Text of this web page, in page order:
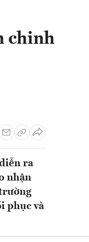
chinh
ra
nhận
phục và